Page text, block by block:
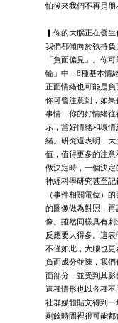
怕後來我們不再是朋
▍你的大腦正在發生
我們都傾向於執持
「負面偏見」。你
輪」中，8種基本情
正面情緒也可能是負
你可曾注意到，如
事情，你的好情緒
示，當好情緒和壞
緒。研究還表明，
值，值得更多的注
做決定時，一個決定
神經科學研究甚至
（事件相關電位）
的圖像做為對照，
像。雖然同樣具有
反應要大得多。這表
不僅如此，大腦也
負面成分並陳，我
面部分，並受到其影
這種情形也以各種
社群媒體貼文得到
剩餘時間裡很可能